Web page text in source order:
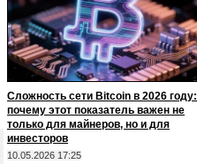
Сложность сети Bitcoin в 2026 году:
почему этот показатель важен не
только для майнеров, но и для
инвесторов
10.05.2026 17:25